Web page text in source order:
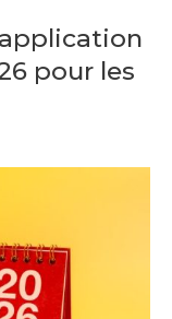
pour les